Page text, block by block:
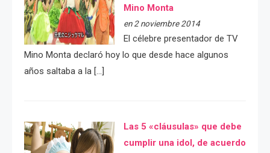
Mino Monta
en 2 noviembre 2014
El célebre presentador de TV
Mino Monta declaró hoy lo que desde hace algunos
años saltaba a la […]
Las 5 «cláusulas» que debe
cumplir una idol, de acuerdo